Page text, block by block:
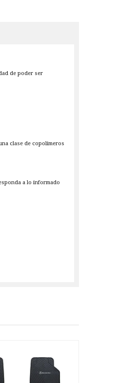
de poder ser
clase de copolimeros
a lo informado